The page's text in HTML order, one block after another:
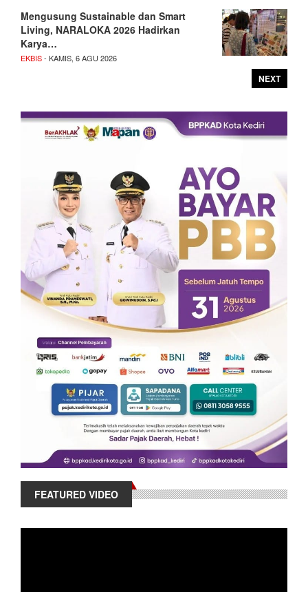
Mengusung Sustainable dan Smart
Living, NARALOKA 2026 Hadirkan
Karya…
EKBIS- KAMIS, 6 AGU 2026
NEXT
FEATURED VIDEO